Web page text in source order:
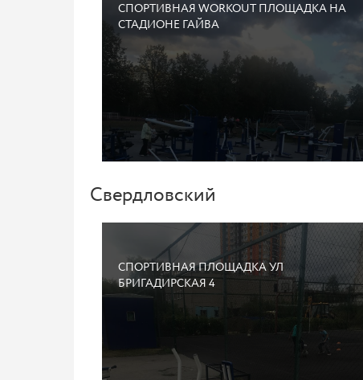
СПОРТИВНАЯ WORKOUT ПЛОЩАДКА НА
СТАДИОНЕ ГАЙВА
Свердловский
СПОРТИВНАЯ ПЛОЩАДКА УЛ
БРИГАДИРСКАЯ 4